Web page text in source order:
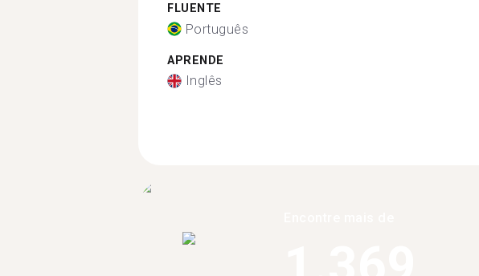
FLUENTE
Português
APRENDE
Inglês